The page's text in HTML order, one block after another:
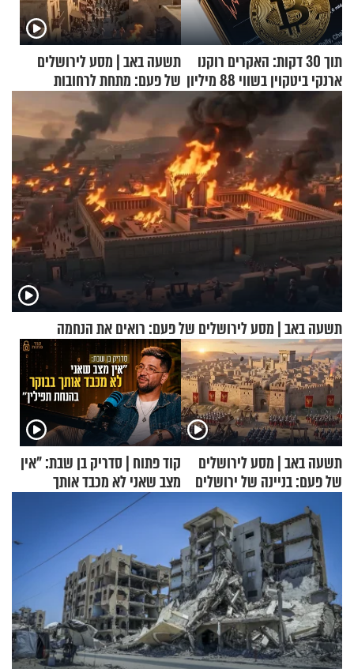
תוך 30 דקות: האקרים רוקנו
ארנקי ביטקוין בשווי 88 מיליון
דולר
תשעה באב | מסע לירושלים
של פעם: מתחת לרחובות
ירושלים
תשעה באב | מסע לירושלים של פעם: רואים את הנחמה
תשעה באב | מסע לירושלים
של פעם: בניינה של ירושלים
קוד פתוח | סדריק בן שבת: "אין
מצב שאני לא מכבד אותך
בבוקר בהנחת תפילין"